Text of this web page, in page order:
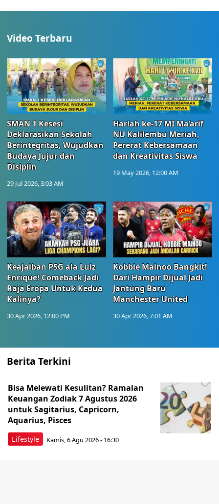
Video Terbaru
SMAN 1 Kesesi
Deklarasikan Sekolah
Berintegritas, Wujudkan
Budaya Jujur dan
Disiplin
29 Jul 2026, 3:03 AM
Harlah ke-17 MI Ma’arif
NU Kalilembu Meriah,
Pererat Kebersamaan
dan Kreativitas Siswa
19 May 2026, 12:00 AM
Keajaiban PSG ala Luiz
Enrique! Comeback Jadi
Raja Eropa Untuk Kedua
Kalinya?
30 Apr 2026, 12:00 PM
Kobbie Mainoo Bangkit!
Dari Hampir Dijual Jadi
Jantung Baru
Manchester United
30 Apr 2026, 7:01 AM
Berita Terkini
Lifestyle
Bisa Melewati Kesulitan? Ramalan
Keuangan Zodiak 7 Agustus 2026
untuk Sagitarius, Capricorn,
Aquarius, Pisces
Kamis, 6 Agu 2026 - 16:30